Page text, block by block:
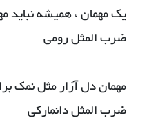
یک مهمان ، همیشه نباید
ضرب المثل رومی
مهمان دل آزار مثل نمک
ضرب المثل دانمارکی